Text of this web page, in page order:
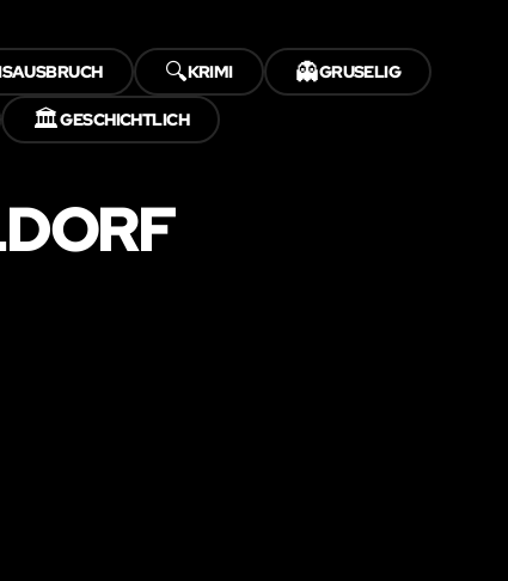
🔍KRIMI 👻GRUSELIG
🏛️GESCHICHTLICH